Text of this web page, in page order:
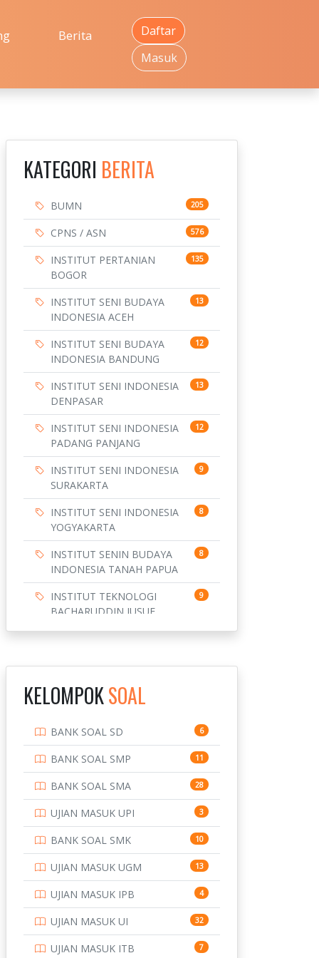
Berita
Daftar
Masuk
KATEGORI BERITA
BUMN 205
CPNS / ASN 576
INSTITUT PERTANIAN
BOGOR
135
INSTITUT SENI BUDAYA
INDONESIA ACEH
13
INSTITUT SENI BUDAYA
INDONESIA BANDUNG
12
INSTITUT SENI INDONESIA
DENPASAR
13
INSTITUT SENI INDONESIA
PADANG PANJANG
12
INSTITUT SENI INDONESIA
SURAKARTA
9
INSTITUT SENI INDONESIA
YOGYAKARTA
8
INSTITUT SENIN BUDAYA
INDONESIA TANAH PAPUA
8
INSTITUT TEKNOLOGI
BACHARUDDIN JUSUF
9
BANDUNG
INSTITUT TEKNOLOGI
INSTITUT TEKNOLOGI
SEPULUH NOVEMBER
10
INSTITUT TEKNOLOGI
SUMATERA
9
IPDN / STPDN 148
PENDIDIKAN 943
PERBANKAN 3
POLRI 169
POLTEK SSN 7
4
KELOMPOKSOAL
BANK SOAL SD 6
BANK SOAL SMP 11
BANK SOAL SMA 28
UJIAN MASUK UPI 3
BANK SOAL SMK 10
UJIAN MASUK UGM 13
UJIAN MASUK IPB 4
UJIAN MASUK UI 32
UJIAN MASUK ITB 7